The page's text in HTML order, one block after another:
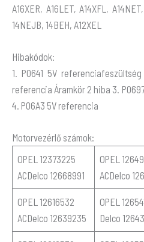
A16XER, A16LET, A14XFL,
14NEJB, 14BEH, A12XEL
Hibakódok:
1. P0641 5V
referencia Áramkör 2 hiba 3.
4. P06A3 5V referencia
Motorvezérlő számok:
OPEL 12373225
ACDelco 12668991
OPEL
ACDelco
OPEL 12616532
ACDelco 12639235
OPEL
Delco